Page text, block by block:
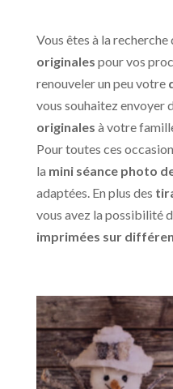
Vous êtes à la recherche
originales pour vos
renouveler un peu votre
vous souhaitez envoyer
originales à votre
Pour toutes ces
la mini séance photo
adaptées. En plus des
vous avez la possibilité
imprimées sur